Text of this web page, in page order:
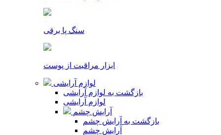
سنگ پا برقی
ابزار مراقبت از پوست
لوازم آرایشی
بازگشت به لوازم آرایشی
لوازم آرایشی
آرایش چشم
بازگشت به آرایش چشم
آرایش چشم